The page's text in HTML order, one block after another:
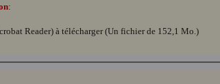
:
Reader) à télécharger (Un fichier de 152,1 Mo.)